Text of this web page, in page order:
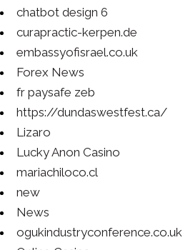
chatbot design 6
curapractic-kerpen.de
embassyofisrael.co.uk
Forex News
fr paysafe zeb
https://dundaswestfest.ca/
Lizaro
Lucky Anon Casino
mariachiloco.cl
new
News
ogukindustryconference.co.uk